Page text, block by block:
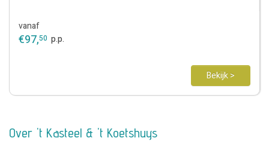
vanaf
€97,50 p.p.
Bekijk >
Over 't Kasteel & 't Koetshuys